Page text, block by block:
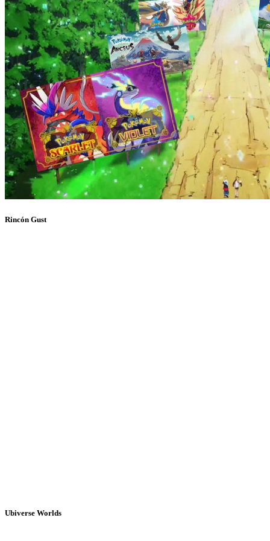
Rincón Gust
Ubiverse Worlds